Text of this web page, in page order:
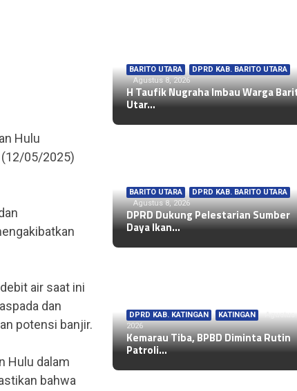
Hulu
(12/05/2025)
air saat ini
dan
potensi banjir.
Hulu dalam
bahwa
BARITO UTARA
DPRD KAB. BARITO UTARA
Agustus 8, 2026
H Taufik Nugraha Imbau Warga
Utar…
BARITO UTARA , DPRD KAB. BARITO UTARA
Agustus 8, 2026
DPRD Dukung Pelestarian Sumber
Daya Ikan…
DPRD KAB. KATINGAN , KATINGAN
Agustus
2026
Kemarau Tiba, BPBD Diminta Rutin
Patroli…